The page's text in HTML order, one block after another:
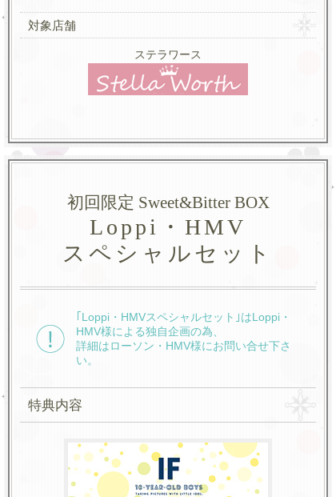
対象店舗
ステラワース
初回限定 Sweet&Bitter BOX
Loppi・HMV
スペシャルセット
｢Loppi・HMVスペシャルセット｣はLoppi・
HMV様による独自企画の為、
詳細はローソン・HMV様にお問い合せ下さ
い。
特典内容